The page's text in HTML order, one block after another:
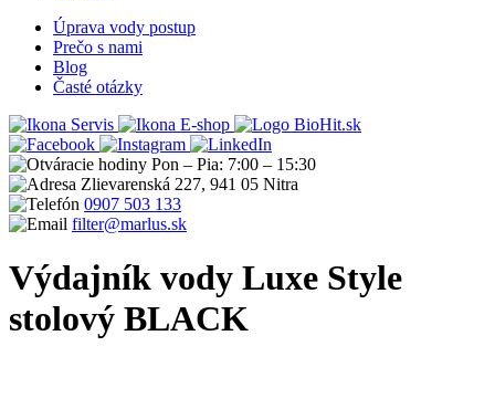
Úprava vody postup
Prečo s nami
Blog
Časté otázky
Servis
E-shop
Pon – Pia: 7:00 – 15:30
Zlievarenská 227, 941 05 Nitra
0907 503 133
filter@marlus.sk
Výdajník vody Luxe Style
stolový BLACK